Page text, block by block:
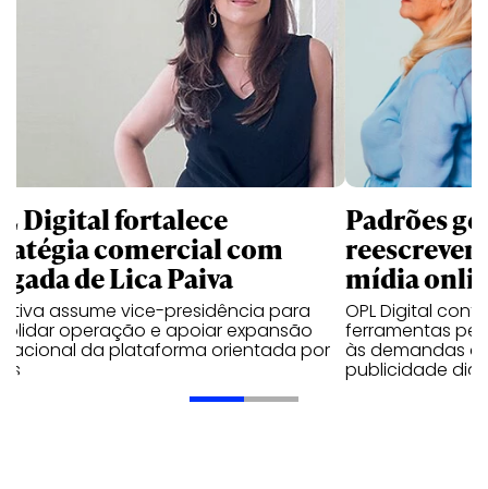
Digital fortalece
comercial com
de Lica Paiva
assume vice-presidência para
operação e apoiar expansão
da plataforma orientada por
Padrões
mídia
OPL Digital
ferramentas
às demandas
publicidade